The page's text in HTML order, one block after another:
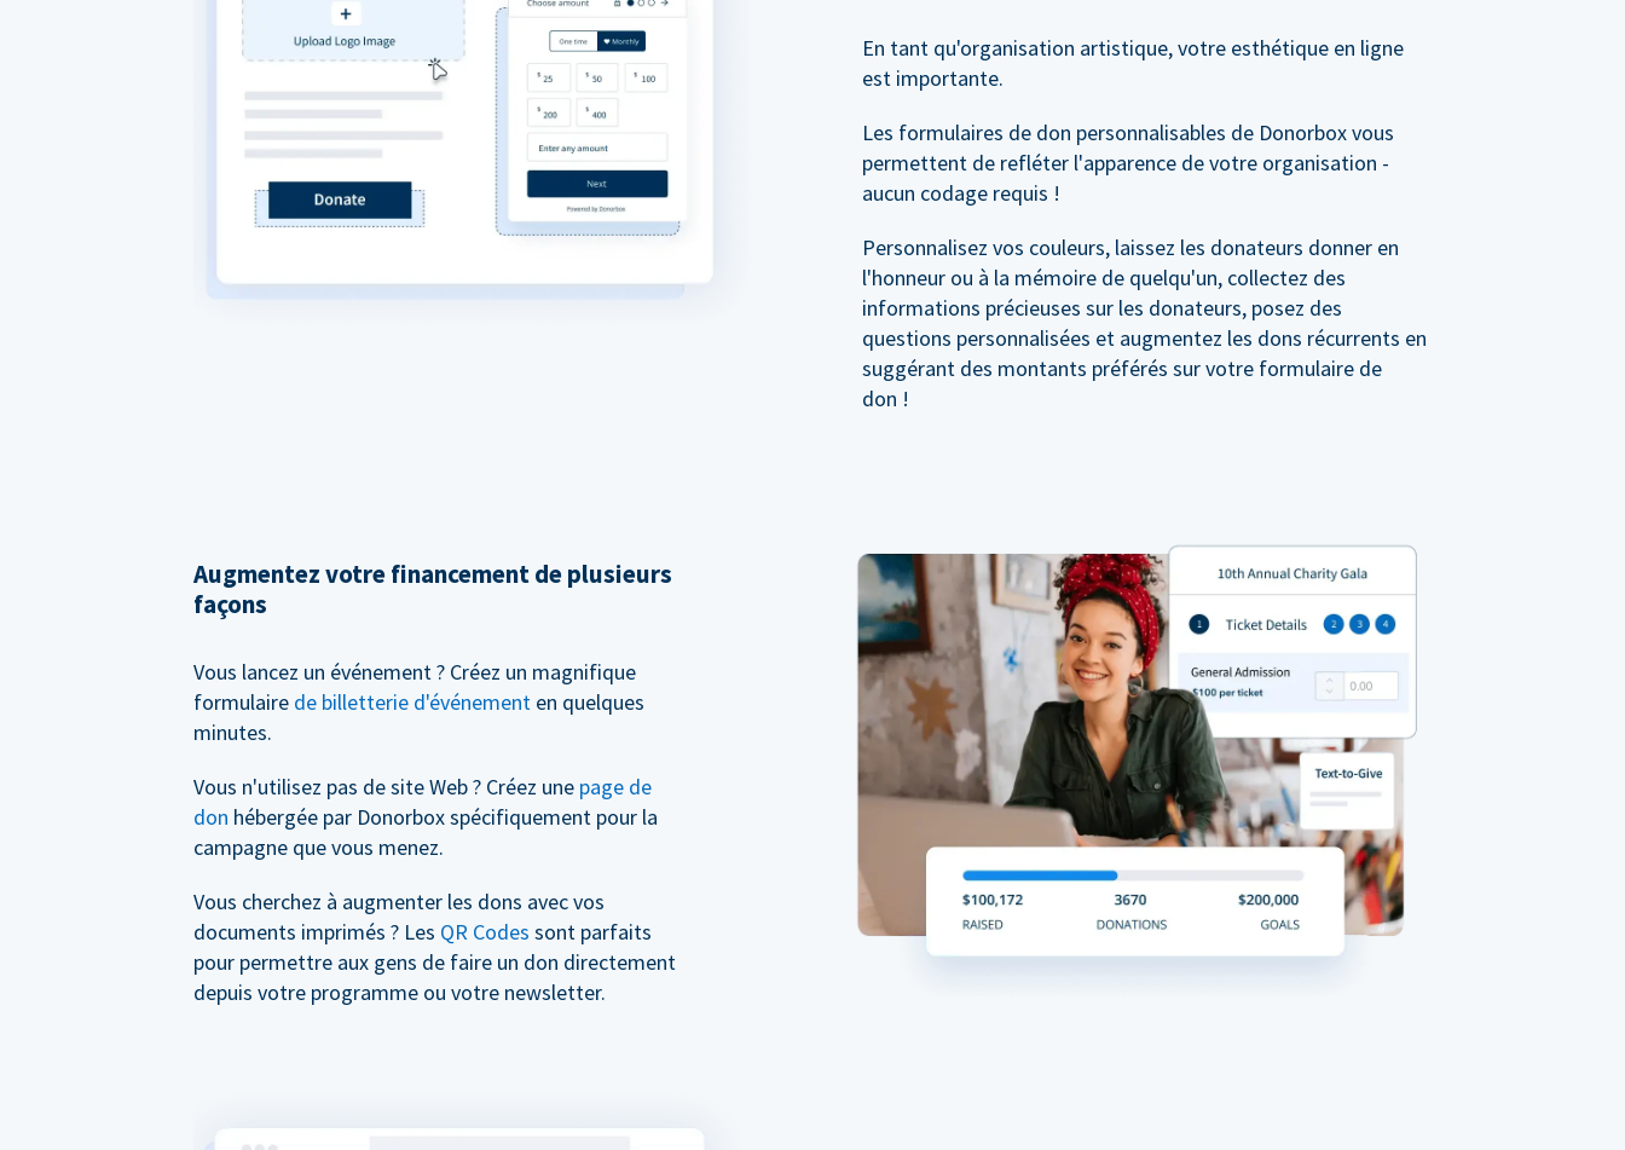
En tant qu'organisation artistique, votre esthétique en ligne
est importante.
Les formulaires de don personnalisables de Donorbox vous
permettent de refléter l'apparence de votre organisation -
aucun codage requis !
Personnalisez vos couleurs, laissez les donateurs donner en
l'honneur ou à la mémoire de quelqu'un, collectez des
informations précieuses sur les donateurs, posez des
questions personnalisées et augmentez les dons récurrents en
suggérant des montants préférés sur votre formulaire de
don !
Augmentez votre financement de plusieurs
façons
Vous lancez un événement ? Créez un magnifique
formulaire de billetterie d'événement en quelques
minutes.
Vous n'utilisez pas de site Web ? Créez une page de
don hébergée par Donorbox spécifiquement pour la
campagne que vous menez.
Vous cherchez à augmenter les dons avec vos
documents imprimés ? Les QR Codes sont parfaits
pour permettre aux gens de faire un don directement
depuis votre programme ou votre newsletter.